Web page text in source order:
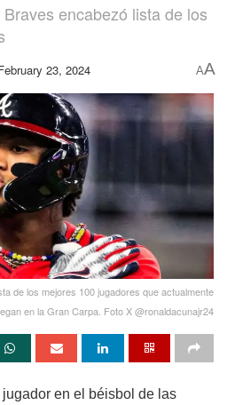
encabezó lista de los
23, 2024 AA
de los mejores 100 jugadores que actualmente
en la Gran Carpa. Foto X @ronaldacunajr24
en el béisbol de las